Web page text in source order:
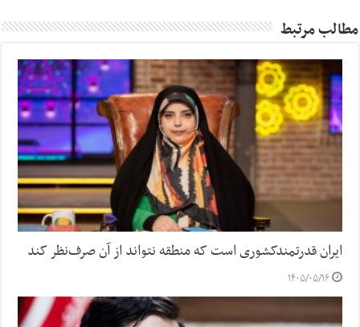
مطالب مرتبط
ایران قدرتمندکشوری است که منطقه نتواند از آن صرف‌نظر کند
۱۴۰۵/۰۵/۱۶